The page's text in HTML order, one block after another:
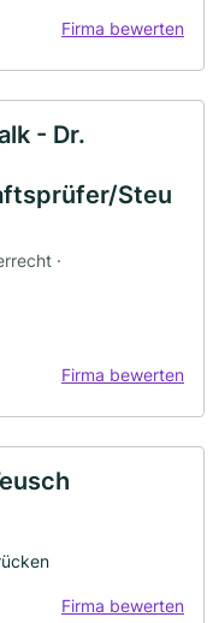
Firma bewerten
- Dr.
Steu
·
Firma bewerten
Firma bewerten